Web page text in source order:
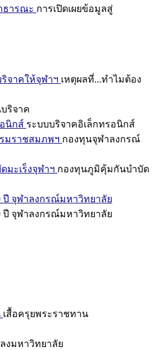
ธารณะ การเปิดเผยข้อมูลสู่
จาคให้จุฬาฯ เหตุผลที่...ทำไมต้อง
ริจาค
นิกส์ ระบบบริจาคอิเล็กทรอนิกส์
มราชสมภพฯ กองทุนจุฬาลงกรณ์
ะเร็งจุฬาฯ กองทุนภูมิคุ้มกันบำบัด
ปี จุฬาลงกรณ์มหาวิทยาลัย
ปี จุฬาลงกรณ์มหาวิทยาลัย
เสื้อครุยพระราชทาน
ลงมหาวิทยาลัย